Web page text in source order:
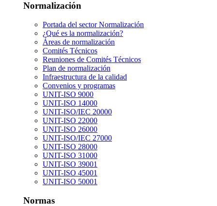
Normalización
Portada del sectorNormalización
¿Qué es la normalización?
Áreas de normalización
Comités Técnicos
Reuniones de Comités Técnicos
Plan de normalización
Infraestructura de la calidad
Convenios y programas
UNIT-ISO 9000
UNIT-ISO 14000
UNIT-ISO/IEC 20000
UNIT-ISO 22000
UNIT-ISO 26000
UNIT-ISO/IEC 27000
UNIT-ISO 28000
UNIT-ISO 31000
UNIT-ISO 39001
UNIT-ISO 45001
UNIT-ISO 50001
Normas